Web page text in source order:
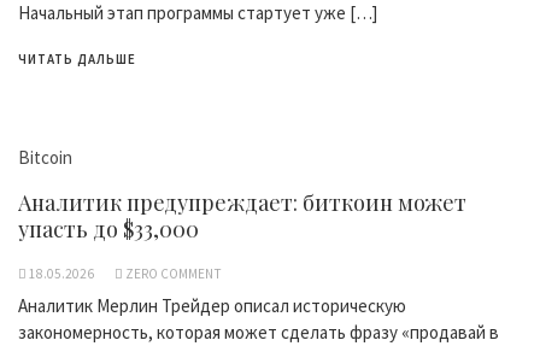
Начальный этап программы стартует уже […]
ЧИТАТЬ ДАЛЬШЕ
Bitcoin
Аналитик предупреждает: биткоин может
упасть до $33,000
18.05.2026 ZERO COMMENT
Аналитик Мерлин Трейдер описал историческую
закономерность, которая может сделать фразу «продавай в